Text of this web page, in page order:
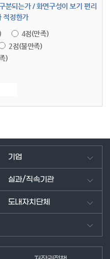
분되는가 / 화면구성이 보기 편리
적정한가
4점(만족)
2점(불만족)
)
기업
실과/직속기관
도내자치단체